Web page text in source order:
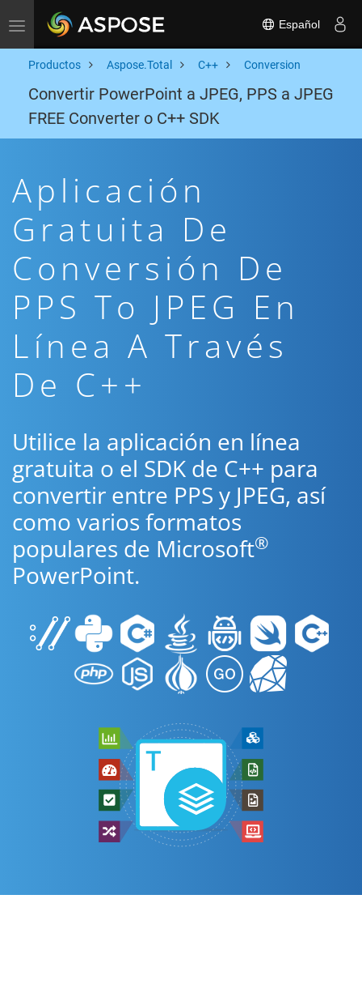
Toggle navigation Español
Productos Aspose.Total C++ Conversion
Convertir PowerPoint a JPEG, PPS a JPEG
FREE Converter o C++ SDK
Aplicación
Gratuita De
Conversión De
PPS To JPEG En
Línea A Través
De C++
Utilice la aplicación en línea
gratuita o el SDK de C++ para
convertir entre PPS y JPEG, así
como varios formatos
populares de Microsoft®
PowerPoint.